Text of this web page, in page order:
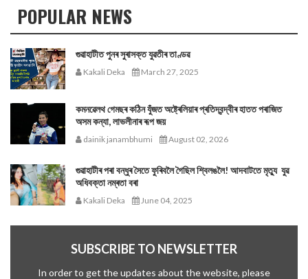
POPULAR NEWS
গুৱাহাটীত পুনৰ সুৰাসক্ত যুৱতীৰ তাণ্ডৱ
Kakali Deka March 27, 2025
কমনৱেলথ গেমছৰ কঠিন যুঁজত অষ্ট্ৰেলিয়াৰ প্ৰতিদ্বন্দ্বীৰ হাতত পৰাজিত
অসম কন্যা, লাভলীনাৰ ৰূপ জয়
dainik janambhumi August 02, 2026
গুৱাহাটীৰ পৰা বন্ধুৰ সৈতে ফুৰিবলৈ গৈছিল শ্বিলঙলৈ! আদবাটতে মৃত্যু যুৱ
অধিবক্তা নম্ৰতা বৰা
Kakali Deka June 04, 2025
SUBSCRIBE TO NEWSLETTER
In order to get the updates about the website, please